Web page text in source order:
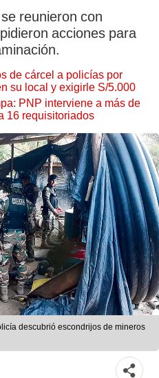
reunieron con
acciones para
de cárcel a policías por
su local y exigirle S/5.000
PNP interviene a más de
16 requisitoriados
descubrió escondrijos de mineros